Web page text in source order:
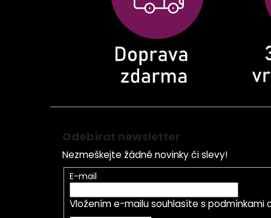
Odebírat newsletter
Nezmeškejte žádné novinky či slevy!
E-mail
Vložením e-mailu souhlasíte s podmínkami